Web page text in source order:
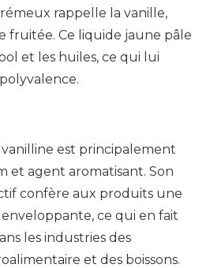
rappelle la vanille,
fruitée. Ce liquide jaune pâle
et les huiles, ce qui lui
est principalement
et agent aromatisant. Son
confère aux produits une
ce qui en fait
les industries des
et des boissons.